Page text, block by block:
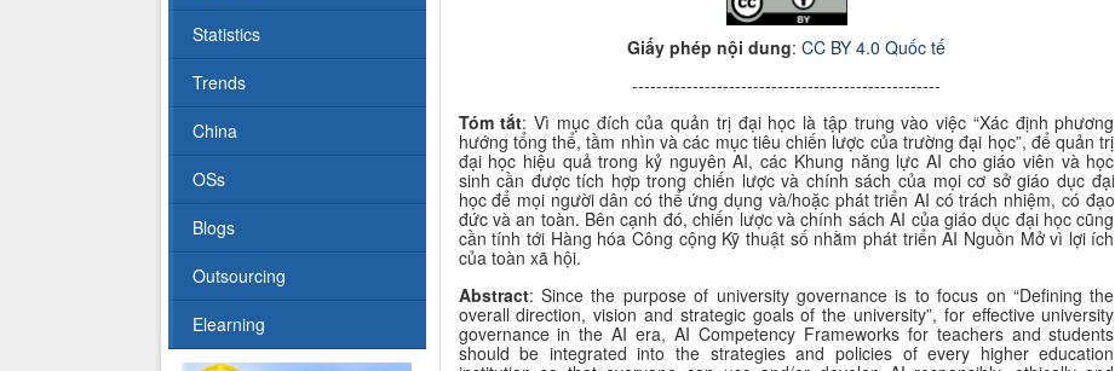
Giấy phépnội dung:CC BY 4.0 Quốc tế
---------------------------------------------------
Tóm tắt:Vì mục đích của quản trị đại học là tập trung vào việc “Xác định phương
hướng tổng thể, tầm nhìn và các mục tiêu chiến lược của trường đại học”, để quản trị
đại học hiệu quả trong kỷ nguyên AI, các Khung năng lực AI cho giáo viên và học
sinh cần được tích hợp trong chiến lược và chính sách của mọicơ sở giáo dục đại
học để mọi người dân có thể ứng dụng và/hoặc phát triển AI có trách nhiệm, có đạo
đức và an toàn. Bên cạnh đó, chiến lược và chính sách AI của giáo dục đại học cũng
cần tính tới Hàng hóa Công cộng Kỹ thuật số nhằm phát triển AI Nguồn Mở vì lợi ích
của toàn xã hội.
Abstract: Since the purpose of university governance is to focus on “Defining the
overall direction, vision and strategic goals of the university”, for effective university
governance in the AI era, AI Competency Frameworks for teachers and students
should be integrated into the strategies and policies of every higher education
Statistics
Trends
China
OSs
Blogs
Outsourcing
Elearning